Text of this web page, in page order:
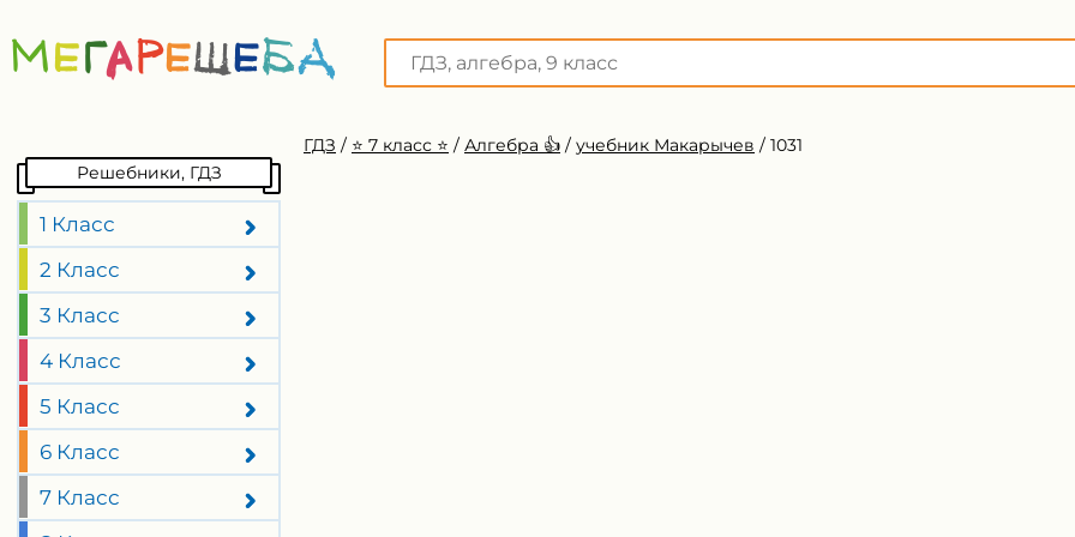
Решебники, ГДЗ
1 Класс
2 Класс
3 Класс
4 Класс
5 Класс
6 Класс
7 Класс
ГДЗ / ⭐️ 7 класс ⭐️ / Алгебра 👍 / учебник Макарычев / 1031